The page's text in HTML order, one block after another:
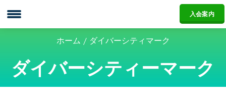
入会案内
ホーム ダイバーシティマーク
ダイバーシティーマーク